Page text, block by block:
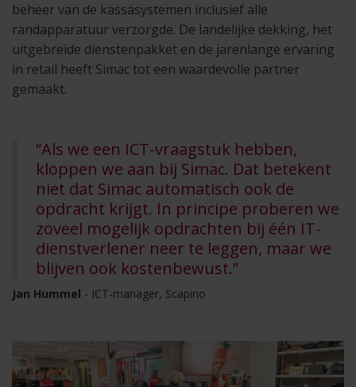
beheer van de kassasystemen inclusief alle
randapparatuur verzorgde. De landelijke dekking, het
uitgebreide dienstenpakket en de jarenlange ervaring
in retail heeft Simac tot een waardevolle partner
gemaakt.
“Als we een ICT-vraagstuk hebben,
kloppen we aan bij Simac. Dat betekent
niet dat Simac automatisch ook de
opdracht krijgt. In principe proberen we
zoveel mogelijk opdrachten bij één IT-
dienstverlener neer te leggen, maar we
blijven ook kostenbewust.”
Jan Hummel - ICT-manager, Scapino